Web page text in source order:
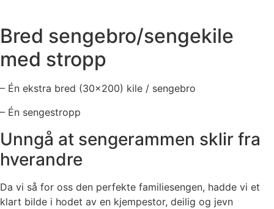
Bred sengebro/sengekile
med stropp
– Én ekstra bred (30×200) kile / sengebro
– Én sengestropp
Unngå at sengerammen sklir fra
hverandre
Da vi så for oss den perfekte familiesengen, hadde vi et
klart bilde i hodet av en kjempestor, deilig og jevn